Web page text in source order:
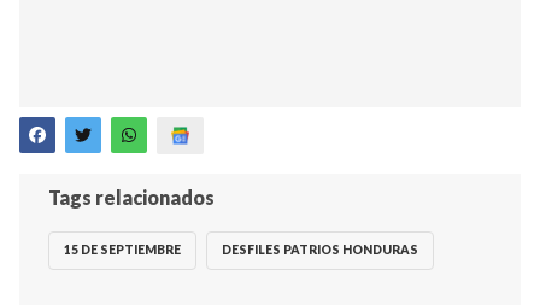
Tags relacionados
15 DE SEPTIEMBRE DESFILES PATRIOS HONDURAS